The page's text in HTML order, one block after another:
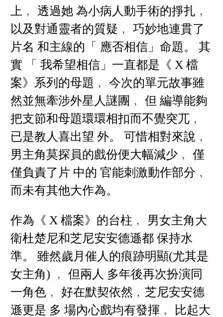
上﹐ 透過她 為小病人動手術的掙扎﹐
以及對通靈者的質疑﹐ 巧妙地連貫了
片名 和主線的「 應否相信」命題。 其
實 「 我希望相信」一直都是《 X 檔
案》系列的母題﹐ 今次的單元故事雖
然並無牽涉外星人謎團﹐ 但 編導能夠
把支節和母題環環相扣而不覺突兀﹐
已是教人喜出望 外。 可惜相對來說﹐
男主角莫探員的戲份便大幅減少﹐ 僅
僅負責了片 中的 官能刺激動作部分﹐
而未有其他大作為。
作為《 X 檔案》的台柱﹐ 男女主角大
衛杜楚尼和芝尼安安德遜都 保持水
準。 雖然歲月催人的痕跡明顯(尤其是
女主角) ﹐ 但兩人 多年後再次扮演同
一角色﹐ 好在默契依然﹐芝尼安安德
遜更是 多 場內心戲均有發揮﹐ 比起大